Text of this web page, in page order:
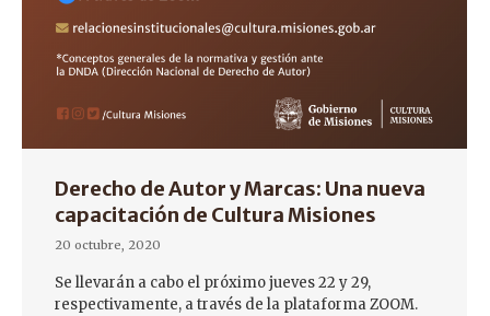
Derecho de Autor y Marcas: Una nueva
capacitación de Cultura Misiones
20 octubre, 2020
Se llevarán a cabo el próximo jueves 22 y 29,
respectivamente, a través de la plataforma ZOOM.